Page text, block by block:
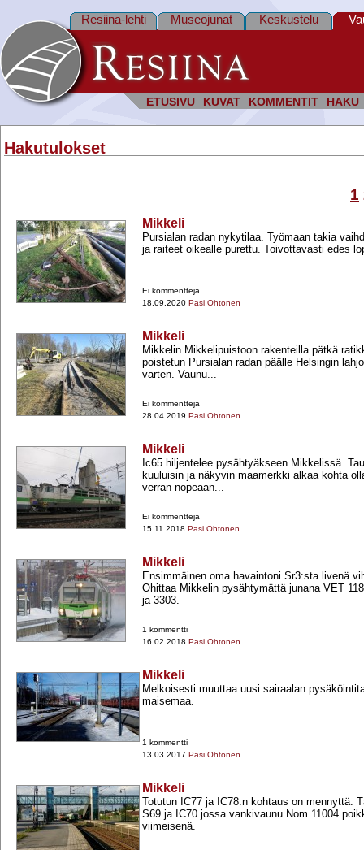
ETUSIVU KUVAT KOMMENTIT HAKU
Resiina-lehti Museojunat Keskustelu
Hakutulokset
1
Mikkeli
Pursialan radan nykytilaa. Työmaan takia
ja raiteet oikealle purettu. Toivottavasti edes
Ei kommentteja
18.09.2020 Pasi Ohtonen
Mikkeli
Mikkelin Mikkelipuistoon rakenteilla pätkä
poistetun Pursialan radan päälle Helsingin
varten. Vaunu...
Ei kommentteja
28.04.2019 Pasi Ohtonen
Mikkeli
Ic65 hiljentelee pysähtyäkseen Mikkelissä.
kuuluisin ja näkyvin maamerkki alkaa kohta
verran nopeaan...
Ei kommentteja
15.11.2018 Pasi Ohtonen
Mikkeli
Ensimmäinen oma havaintoni Sr3:sta livenä
Ohittaa Mikkelin pysähtymättä junana VET
ja 3303.
1 kommentti
16.02.2018 Pasi Ohtonen
Mikkeli
Melkoisesti muuttaa uusi sairaalan
maisemaa.
1 kommentti
13.03.2017 Pasi Ohtonen
Mikkeli
Totutun IC77 ja IC78:n kohtaus on mennyttä.
S69 ja IC70 jossa vankivaunu Nom 11004
viimeisenä.